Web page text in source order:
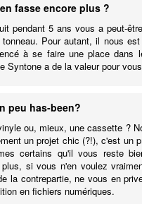
fasse encore plus ?
pendant 5 ans vous a peut-
Pour autant, il nous
à se faire une place
Syntone a de la valeur pour
peu has-been?
ou, mieux, une cassette ?
un projet chic (?!), c'est un
certains qu'il vous reste
si vous n'en voulez
la contrepartie, ne vous en
en fichiers numériques.